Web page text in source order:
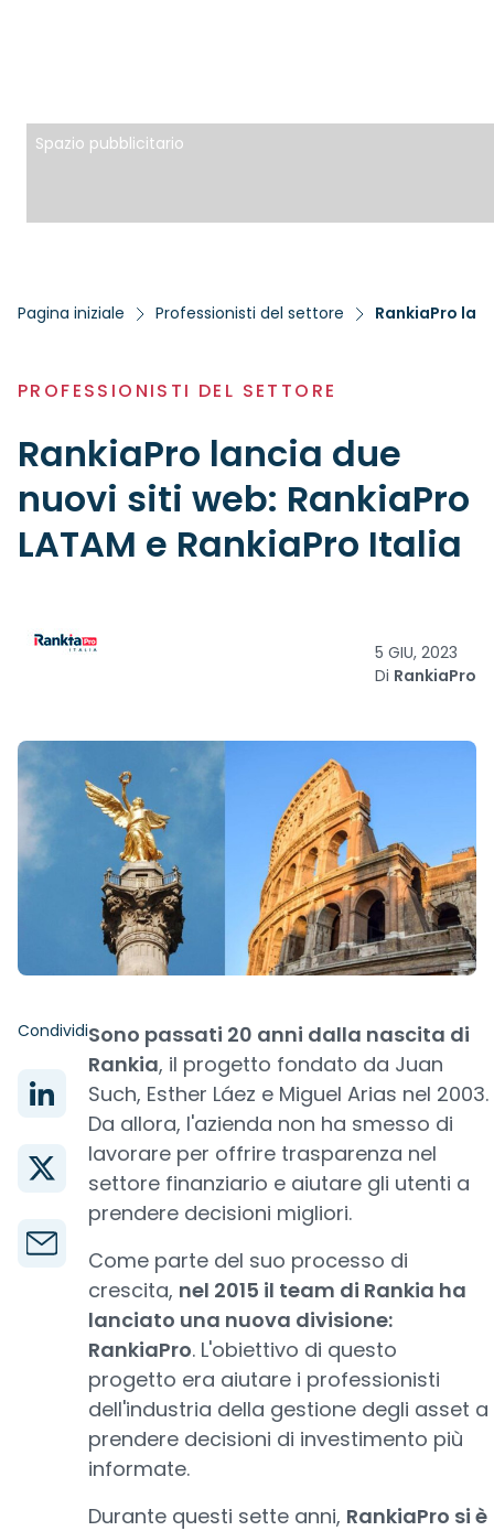
Spazio pubblicitario
Pagina iniziale Professionisti del settore RankiaPro
PROFESSIONISTI DEL SETTORE
RankiaPro lancia due
nuovi siti web: RankiaPro
LATAM e RankiaPro Italia
5 GIU, 2023
Di RankiaPro
CondividiSono passati 20 anni dalla nascita di
Rankia, il progetto fondato da Juan
Such, Esther Láez e Miguel Arias nel 2003.
Da allora, l'azienda non ha smesso di
lavorare per offrire trasparenza nel
settore finanziario e aiutare gli utenti a
prendere decisioni migliori.
Come parte del suo processo di
crescita, nel 2015 il team di Rankia ha
lanciato una nuova divisione:
RankiaPro. L'obiettivo di questo
progetto era aiutare i professionisti
dell'industria della gestione degli asset a
prendere decisioni di investimento più
informate.
Durante questi sette anni, RankiaPro si è